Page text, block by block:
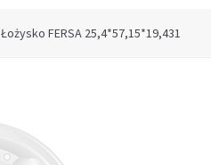
Łożysko FERSA 25,4*57,15*19,431